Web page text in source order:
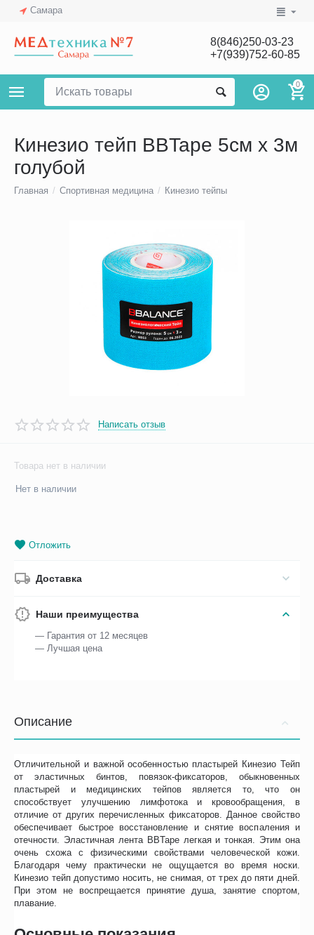
Самара
8(846)250-03-23
+7(939)752-60-85
0
Кинезио тейп BBTape 5см х 3м
голубой
Главная / Спортивная медицина / Кинезио тейпы
Написать отзыв
Товара нет в наличии
Нет в наличии
Отложить
Доставка
Наши преимущества
— Гарантия от 12 месяцев
— Лучшая цена
Описание
Отличительной и важной особенностью пластырей Кинезио Тейп
от эластичных бинтов, повязок-фиксаторов, обыкновенных
пластырей и медицинских тейпов является то, что он
способствует улучшению лимфотока и кровообращения, в
отличие от других перечисленных фиксаторов. Данное свойство
обеспечивает быстрое восстановление и снятие воспаления и
отечности. Эластичная лента BBTape легкая и тонкая. Этим она
очень схожа с физическими свойствами человеческой кожи.
Благодаря чему практически не ощущается во время носки.
Кинезио тейп допустимо носить, не снимая, от трех до пяти дней.
При этом не воспрещается принятие душа, занятие спортом,
плавание.